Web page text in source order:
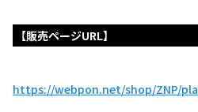
【販売ページURL】
https://webpon.net/shop/ZNP/